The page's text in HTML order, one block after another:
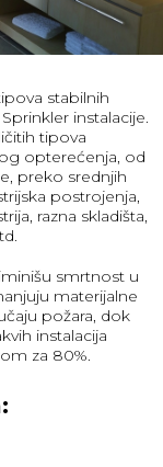
stabilnih
instalacije.
tipova
opterećenja, od
preko srednjih
postrojenja,
razna skladišta,
smrtnost u
materijalne
požara, dok
instalacija
za 80%.